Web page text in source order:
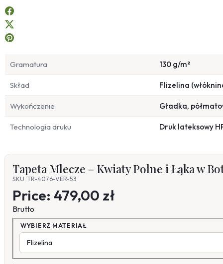
Gramatura 130 g/m²
Skład Flizelina
Wykończenie Gładka,
Technologia druku Druk lateksowy
Tapeta Mlecze – Kwiaty Polne i Łąka w
SKU: TR-4076-VER-53
Price: 479,00 zł
Brutto
WYBIERZ MATERIAŁ